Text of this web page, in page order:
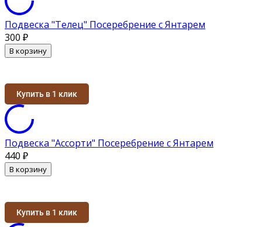
Подвеска "Телец" Посеребрение с Янтарем
300 ₽
В корзину
Купить в 1 клик
Подвеска "Ассорти" Посеребрение с Янтарем
440 ₽
В корзину
Купить в 1 клик